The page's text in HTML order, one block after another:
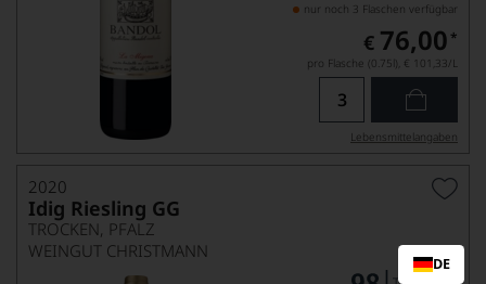
nur noch 3 Flaschen verfügbar
€ 76,00 *
pro Flasche (0.75l), € 101,33/L
Lebensmittel­angaben
2020
Idig Riesling GG
TROCKEN, PFALZ
WEINGUT CHRISTMANN
DE